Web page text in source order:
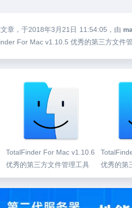
章，于2018年3月21日 11:54:05 ，由
For Mac v1.10.5 优秀的第三方文件
TotalFinder For Mac v1.10.6
优秀的第三方文件管理工具
优秀的第